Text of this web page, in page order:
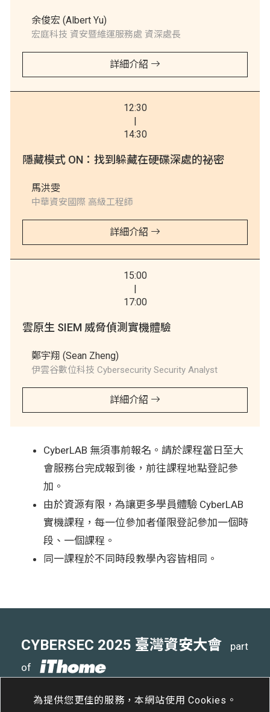
余俊宏 (Albert Yu)
宏庭科技 資安暨維運服務處 資深處長
詳細介紹
12:30
|
14:30
隱藏模式 ON：找到躲藏在硬碟深處的祕密
馬洪雯
中華資安國際 高級工程師
詳細介紹
15:00
17:00
雲原生 SIEM 威脅偵測實機體驗
鄭宇翔 (Sean Zheng)
伊雲谷數位科技 Cybersecurity Security Analyst
詳細介紹
CyberLAB 無須事前報名。請於課程當日至大
會服務台完成報到後，前往課程地點登記參
加。
由於資源有限，為讓更多學員體驗 CyberLAB
實機課程，每一位參加者僅限登記參加一個時
段、一個課程。
同一課程於不同時段教學內容皆相同。
為提供您更佳的服務，本網站使用 Cookies。
CYBERSEC 2025 臺灣資安大會
part
of